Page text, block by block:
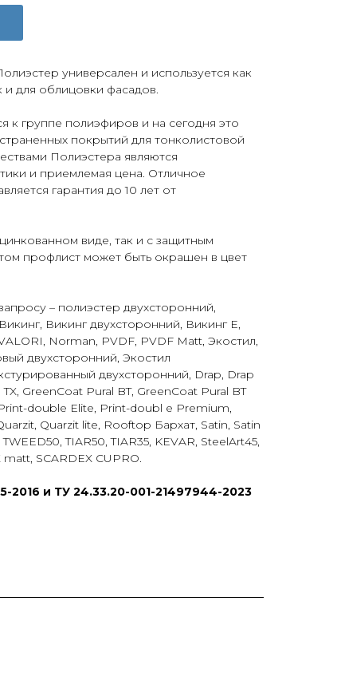
универсален и используется как
и для облицовки фасадов.
к группе полиэфиров и на сегодня это
покрытий для тонколистовой
Полиэстера являются
и приемлемая цена. Отличное
гарантия до 10 лет от
виде, так и с защитным
профлист может быть окрашен в цвет
– полиэстер двухсторонний,
Викинг двухсторонний, Викинг Е,
Norman, PVDF, PVDF Matt, Экостил,
двухсторонний, Экостил
двухсторонний, Drap, Drap
GreenCoat Pural BT, GreenCoat Pural BT
double Elite, Print-doubl e Premium,
Quarzit lite, Rooftop Бархат, Satin, Satin
TIAR50, TIAR35, KEVAR, SteelArt45,
SCARDEX CUPRO.
2016 и ТУ 24.33.20-001-21497944-2023